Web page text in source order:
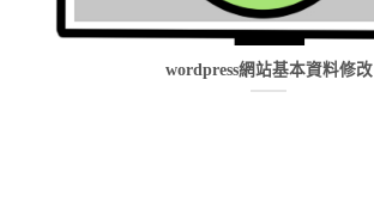
wordpress網站基本資料修改